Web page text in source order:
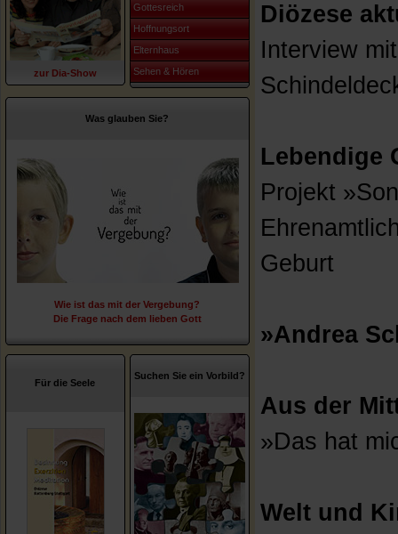
zur Dia-Show
Gottesreich
Hoffnungsort
Elternhaus
Sehen & Hören
Was glauben Sie?
Wie ist das mit der Vergebung?
Die Frage nach dem lieben Gott
Für die Seele
Suchen Sie ein Vorbild?
Diözese
Interview
Lebendige
Projekt
Geburt
»Andrea
Aus der
»Das hat
Welt und